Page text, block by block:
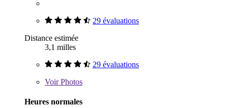
29 évaluations
Distance estimée
3,1 milles
29 évaluations
VoirPhotos
Heures normales